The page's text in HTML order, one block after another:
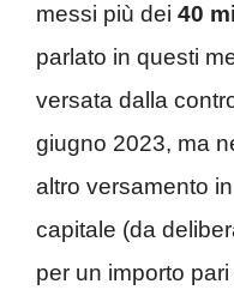
messi più dei 40
parlato in questi
versata dalla
giugno 2023, ma
altro versamento
capitale (da
per un importo pari